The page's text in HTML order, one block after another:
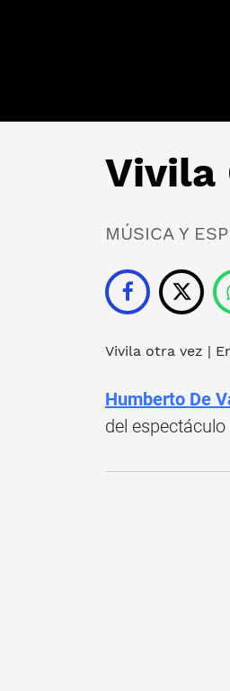
Vivila
MÚSICA Y
Vivila otra vez |
Humberto De
del